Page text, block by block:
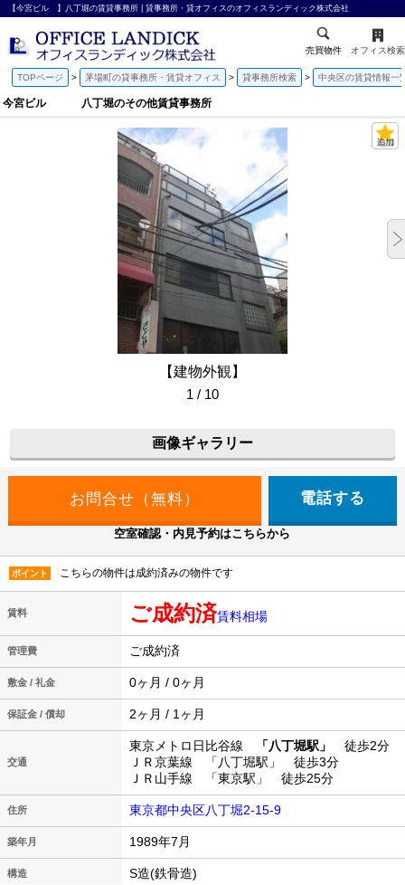
【今宮ビル 】八丁堀の賃貸事務所 | 貸事務所・貸オフィスのオフィスランディック株式会社
売買物件 オフィス検索
TOPページ 茅場町の貸事務所・賃貸オフィス 貸事務所検索 中央区の賃貸情報一
今宮ビル 八丁堀のその他賃貸事務所
【建物外観】
1 / 10
画像ギャラリー
電話する
空室確認・内見予約はこちらから
ポイント こちらの物件は成約済みの物件です
賃料 ご成約済賃料相場
管理費 ご成約済
敷金 / 礼金 0ヶ月 / 0ヶ月
保証金 / 償却 2ヶ月 / 1ヶ月
交通
東京メトロ日比谷線 「八丁堀駅」
徒歩2分
ＪＲ京葉線 「八丁堀駅」 徒歩3分
ＪＲ山手線 「東京駅」 徒歩25分
住所 東京都中央区八丁堀2-15-9
築年月 1989年7月
構造 S造(鉄骨造)